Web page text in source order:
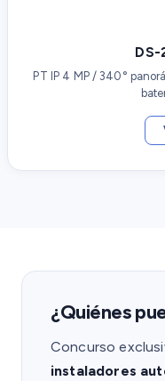
DS-
PT IP 4 MP / 340°
¿Quiénes
Concurso
instaladores